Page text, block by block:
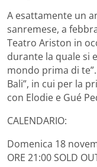
A esattamente un
sanremese, a
Teatro Ariston in
durante la quale si
mondo prima di
Bali”, in cui per la
con Elodie e Gué
CALENDARIO:
Domenica 18
ORE 21:00 SOLD